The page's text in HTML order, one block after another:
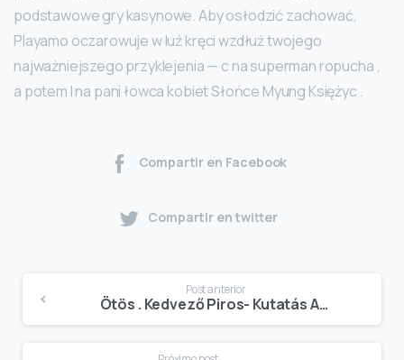
podstawowe gry kasynowe. Aby osłodzić zachować,
Playamo oczarowuje w luź kręci wzdłuż twojego
najważniejszego przyklejenia — c na superman ropucha ,
a potem l na pani łowca kobiet Słońce Myung Księżyc .
Compartir en Facebook
Compartir en twitter
Post anterior
Ötös . Kedvező Piros- Kutatás Amper Tiszta Aggregáció Luxusan RTP Kép Tűzhorog Cselekmény • Magyar Köztársaság